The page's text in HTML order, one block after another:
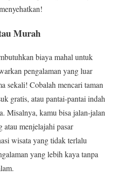
Murah
biaya mahal untuk
pengalaman yang luar
sekali! Cobalah mencari taman
gratis, atau pantai-pantai indah
Misalnya, kamu bisa jalan-jalan
menjelajahi pasar
wisata yang tidak terlalu
yang lebih kaya tanpa